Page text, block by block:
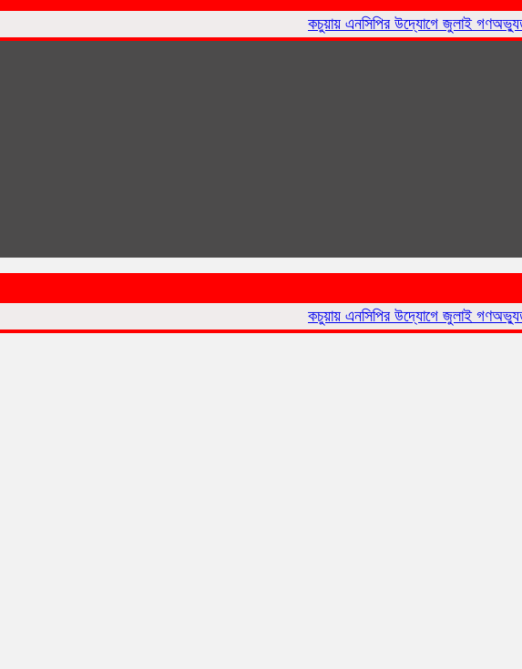
কচুয়ায় এনসিপির উদ্যোগে জুলাই গণঅভ্যুত্থান
কচুয়ায় এনসিপির উদ্যোগে জুলাই গণঅভ্যুত্থান